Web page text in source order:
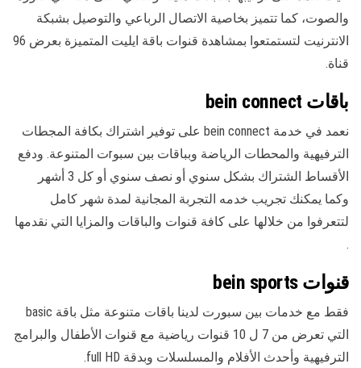
والصوت، كما تتميز بخاصية الاتصال الرباعي والتوصيل بشبكة
الانترنيت لتستمتعوا بمشاهدة قنوات باقة ايليت المتميزة بعرض 96
قناة.
باقات bein connect
نعمد في خدمة bein connect على توفير اشتراك بكافة المجطات
الترفيهية والمحطات الرياضة وبباقات بين سبوrت المتنوعة. ودفع
الأقساط الشتراك بشكل سنوي أو نصف سنوي أو كل 3 أشهر
وكما يمكنك تجريب خدمه التجربة المجانية لمدة شهر كامل
لتتعرفوا من خلالها على كافة قنوات والباقات والمزايا التي نقدمها
.
قنوات bein sports
فقط مع خدمات بين سبورت لدينا باقات متنوعة مثل باقة basic
التي تعرض من 7 ل 10 قنوات رياضية مع قنوات الأطفال والبرامج
الترفيهية وأحدث الأفلام والمسلسلات وبدقة full HD.